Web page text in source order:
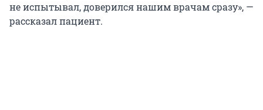
не испытывал, доверился нашим врачам сразу», —
рассказал пациент.